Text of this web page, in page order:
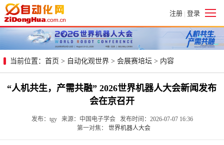
注册 | 登录
当前位置： 首页 > 自动化观世界 > 会展赛培坛 > 内容
“人机共生，产需共融” 2026世界机器人大会新闻发布
会在京召开
发布：tgy 来源：中国电子学会 发布时间：2026-07-07 16:36
第一对焦： 世界机器人大会